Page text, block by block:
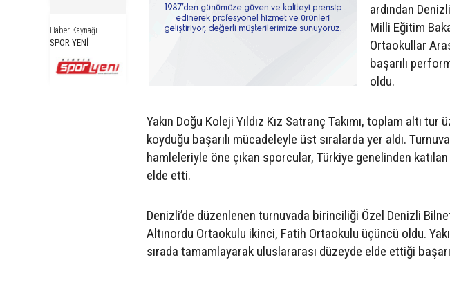
Haber Kaynağı
SPOR YENİ
ardından
Milli Eğitim
Ortaokullar
başarılı
oldu.
Yakın Doğu Koleji Yıldız Kız Satranç Takımı, toplam altı
koyduğu başarılı mücadeleyle üst sıralarda yer aldı.
hamleleriyle öne çıkan sporcular, Türkiye genelinden
elde etti.
Denizli’de düzenlenen turnuvada birinciliği Özel Denizli
Altınordu Ortaokulu ikinci, Fatih Ortaokulu üçüncü oldu.
sırada tamamlayarak uluslararası düzeyde elde ettiği